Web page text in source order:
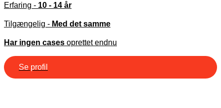
Erfaring - 10 - 14 år
Tilgængelig - Med det samme
Har ingen cases oprettet endnu
Se profil